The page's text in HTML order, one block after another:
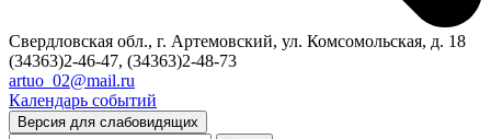
Свердловская обл., г. Артемовский, ул. Комсомольская, д. 18
(34363)2-46-47, (34363)2-48-73
artuo_02@mail.ru
Календарь событий
Версия для слабовидящих